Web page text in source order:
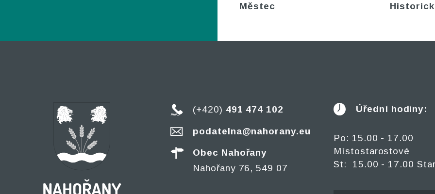
Městec
(+420) 491 474 102
podatelna@nahorany.eu
Obec Nahořany
Nahořany 76, 549 07
Úřední hodiny:
Po: 15.00 - 17.00
Místostarostové
St: 15.00 - 17.00